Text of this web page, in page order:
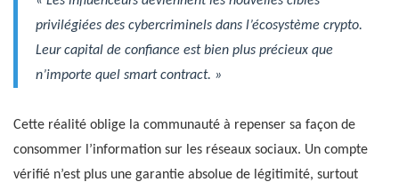
privilégiées des cybercriminels dans l’écosystème crypto.
Leur capital de confiance est bien plus précieux que
n’importe quel smart contract. »
Cette réalité oblige la communauté à repenser sa façon de
consommer l’information sur les réseaux sociaux. Un compte
vérifié n’est plus une garantie absolue de légitimité, surtout